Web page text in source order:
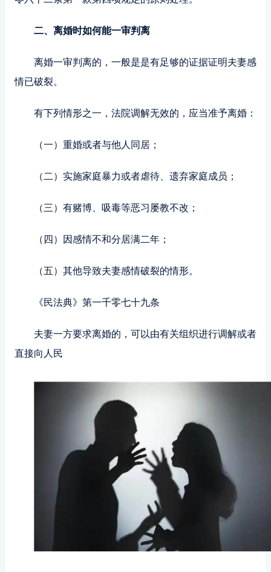
二、离婚时如何能一审判离
离婚一审判离的，一般是是有足够的证据证明夫妻感
情已破裂。
有下列情形之一，法院调解无效的，应当准予离婚：
（一）重婚或者与他人同居；
（二）实施家庭暴力或者虐待、遗弃家庭成员；
（三）有赌博、吸毒等恶习屡教不改；
（四）因感情不和分居满二年；
（五）其他导致夫妻感情破裂的情形。
《民法典》第一千零七十九条
夫妻一方要求离婚的，可以由有关组织进行调解或者
直接向人民